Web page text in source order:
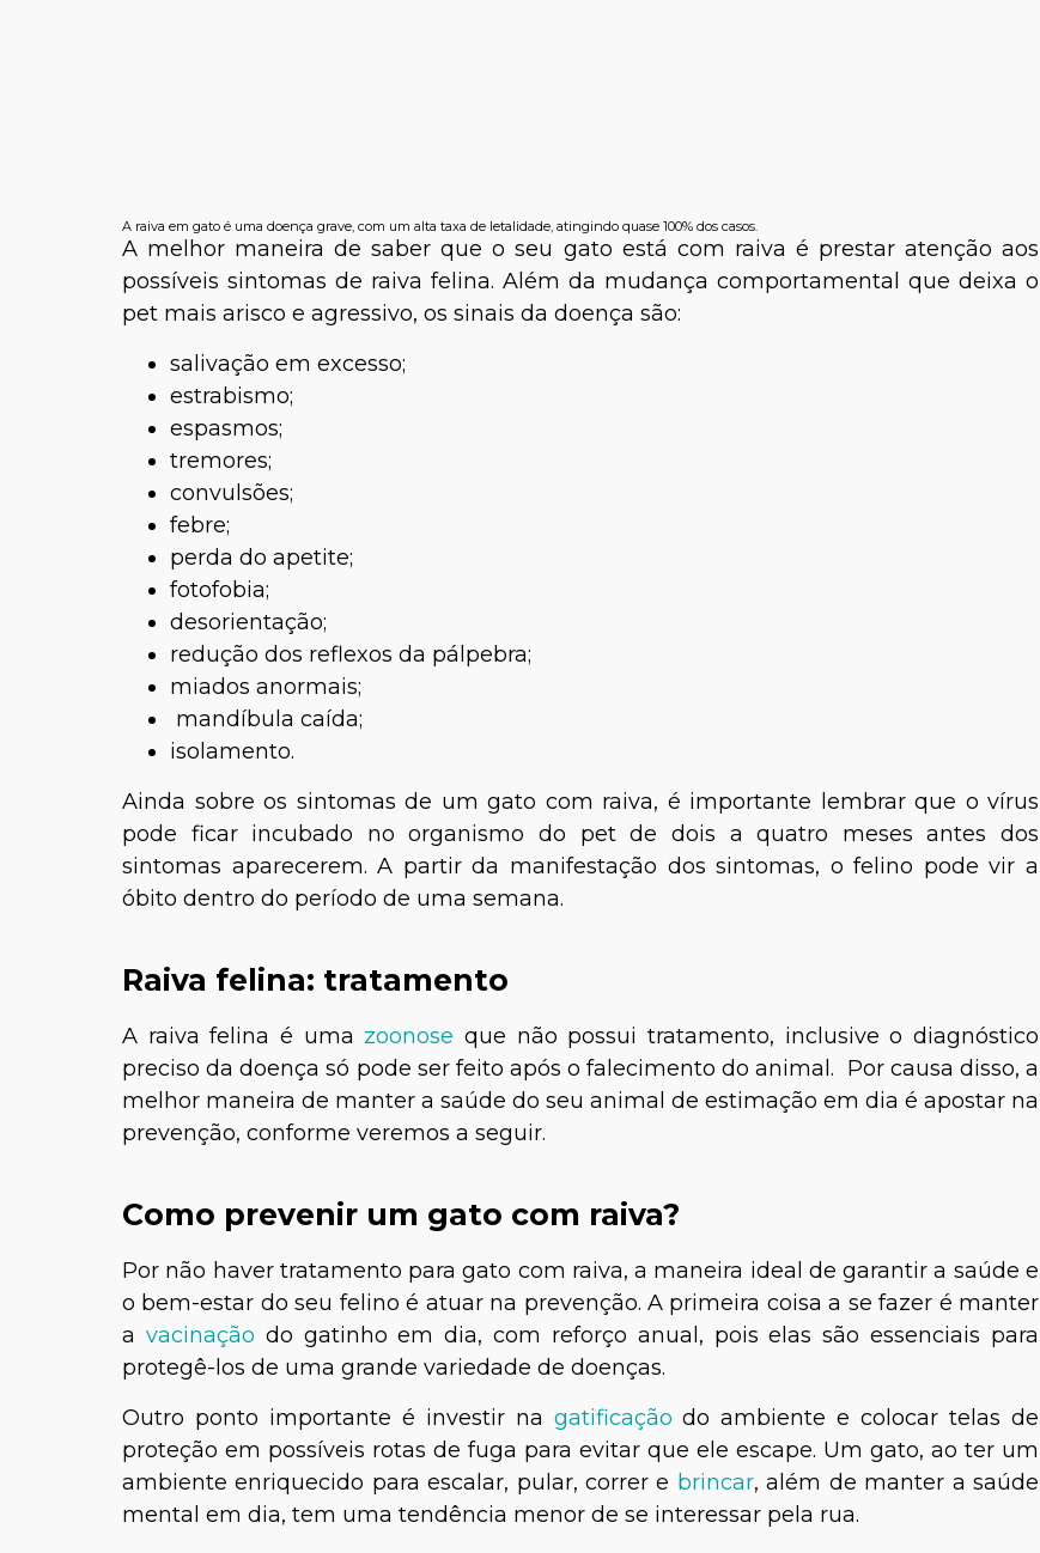
A raiva em gato é uma doença grave, com um alta taxa de letalidade, atingindo quase 100% dos casos.
A melhor maneira de saber que o seu gato está com raiva é prestar atenção aos
possíveis sintomas de raiva felina. Além da mudança comportamental que deixa o
pet mais arisco e agressivo, os sinais da doença são:
salivação em excesso;
estrabismo;
espasmos;
tremores;
convulsões;
febre;
perda do apetite;
fotofobia;
desorientação;
redução dos reflexos da pálpebra;
miados anormais;
mandíbula caída;
isolamento.
Ainda sobre os sintomas de um gato com raiva, é importante lembrar que o vírus
pode ficar incubado no organismo do pet de dois a quatro meses antes dos
sintomas aparecerem. A partir da manifestação dos sintomas, o felino pode vir a
óbito dentro do período de uma semana.
Raiva felina: tratamento
A raiva felina é uma zoonose que não possui tratamento, inclusive o diagnóstico
preciso da doença só pode ser feito após o falecimento do animal. Por causa disso, a
melhor maneira de manter a saúde do seu animal de estimação em dia é apostar na
prevenção, conforme veremos a seguir.
Como prevenir um gato com raiva?
Por não haver tratamento para gato com raiva, a maneira ideal de garantir a saúde e
o bem-estar do seu felino é atuar na prevenção. A primeira coisa a se fazer é manter
a vacinação do gatinho em dia, com reforço anual, pois elas são essenciais para
protegê-los de uma grande variedade de doenças.
Outro ponto importante é investir na gatificação do ambiente e colocar telas de
proteção em possíveis rotas de fuga para evitar que ele escape. Um gato, ao ter um
ambiente enriquecido para escalar, pular, correr e brincar, além de manter a saúde
mental em dia, tem uma tendência menor de se interessar pela rua.